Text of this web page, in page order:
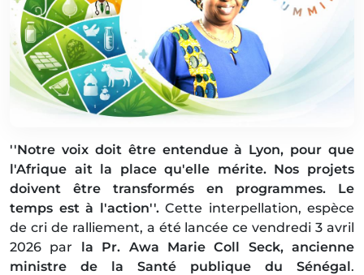
''Notre voix doit être entendue à Lyon, pour que
l'Afrique ait la place qu'elle mérite. Nos projets
doivent être transformés en programmes. Le
temps est à l'action''.Cette interpellation, espèce
de cri de ralliement, a été lancée ce vendredi 3 avril
2026 par la Pr. Awa Marie Coll Seck, ancienne
ministre de la Santé publique du Sénégal.